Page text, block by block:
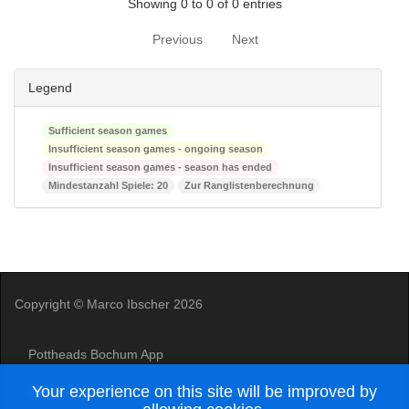
Your experience on this site will be improved by
Showing 0 to 0 of 0 entries
Previous Next
Legend
Sufficient season games
Insufficient season games - ongoing season
Insufficient season games - season has ended
Mindestanzahl Spiele: 20
Zur Ranglistenberechnung
Copyright © Marco Ibscher 2026
Pottheads Bochum App
Disclaimer